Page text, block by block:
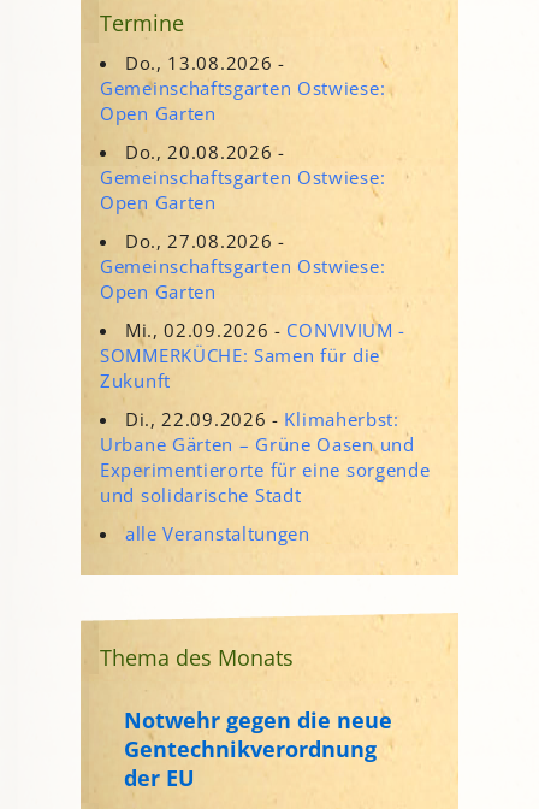
Termine
Do., 13.08.2026 -
Gemeinschaftsgarten Ostwiese:
Open Garten
Do., 20.08.2026 -
Gemeinschaftsgarten Ostwiese:
Open Garten
Do., 27.08.2026 -
Gemeinschaftsgarten Ostwiese:
Open Garten
Mi., 02.09.2026 - CONVIVIUM -
SOMMERKÜCHE: Samen für die
Zukunft
Di., 22.09.2026 - Klimaherbst:
Urbane Gärten – Grüne Oasen und
Experimentierorte für eine sorgende
und solidarische Stadt
alle Veranstaltungen
Thema des Monats
Notwehr gegen die neue
Gentechnikverordnung
der EU